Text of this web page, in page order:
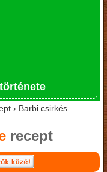
› Barbi csirkés
recept